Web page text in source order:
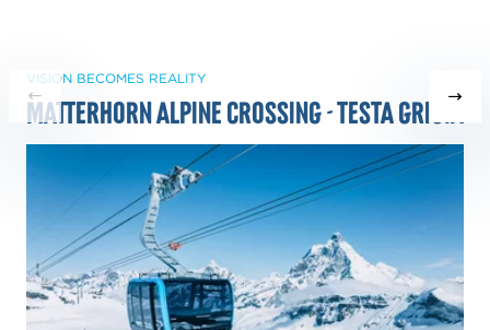
VISION BECOMES REALITY
Matterhorn Alpine Crossing - Testa Grigia